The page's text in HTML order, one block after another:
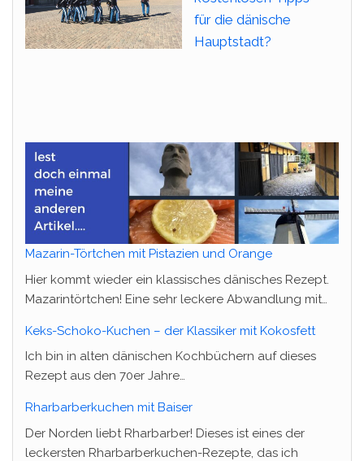
für die dänische
Hauptstadt?
Mazarin-Törtchen mit Pistazien und Orange
Hier kommt wieder ein klassisches dänisches Rezept.
Mazarintörtchen! Eine sehr leckere Abwandlung mit…
Keks-Schoko-Kuchen – der Klassiker mit Kokosfett
Ich bin in alten dänischen Kochbüchern auf dieses
Rezept aus den 70er Jahre…
Rharbarberkuchen mit Baiser
Der Norden liebt Rharbarber! Dieses ist eines der
leckersten Rharbarberkuchen-Rezepte, das ich